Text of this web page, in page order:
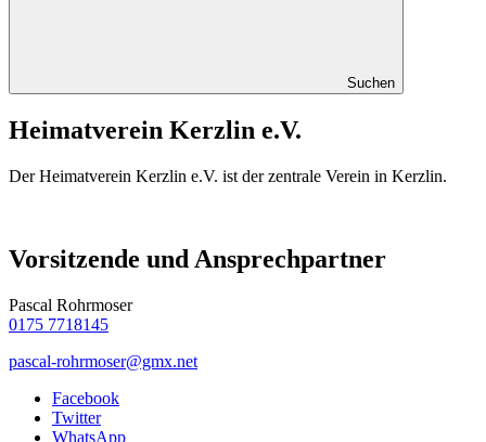
Suchen
Heimatverein Kerzlin e.V.
Der Heimatverein Kerzlin e.V. ist der zentrale Verein in Kerzlin.
Vorsitzende und Ansprechpartner
Pascal Rohrmoser
0175 7718145
pascal-rohrmoser@gmx.net
Facebook
Twitter
WhatsApp